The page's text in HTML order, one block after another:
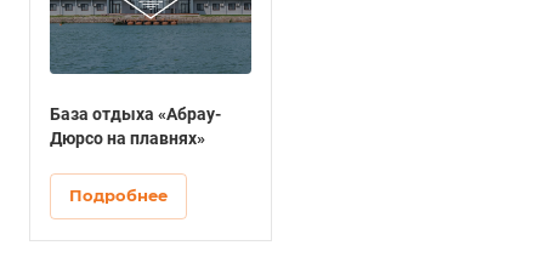
База отдыха «Абрау-
Дюрсо на плавнях»
Подробнее